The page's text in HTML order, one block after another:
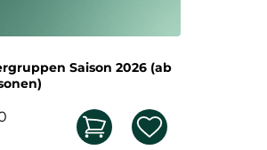
Saison 2026 (ab